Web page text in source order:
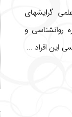
گرایشهای
و
این افراد ...